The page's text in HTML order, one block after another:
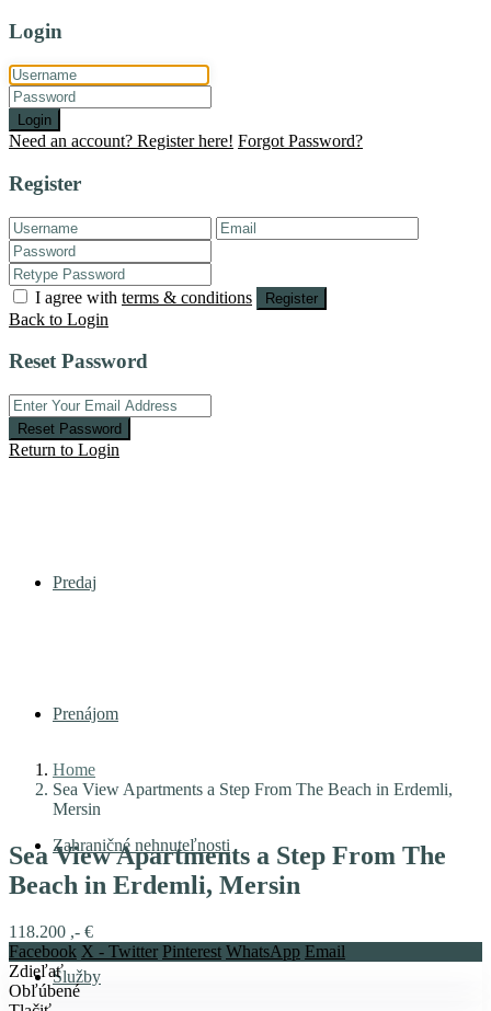
Login
Login
Need an account? Register here! Forgot Password?
Register
I agree with terms & conditions Register
Back to Login
Reset Password
Reset Password
Return to Login
Predaj
Prenájom
Zahraničné nehnuteľnosti
Služby
Home
Sea View Apartments a Step From The Beach in Erdemli,
Mersin
Sea View Apartments a Step From The
Beach in Erdemli, Mersin
118.200 ,- €
Facebook X - Twitter Pinterest WhatsApp Email
Zdieľať
Obľúbené